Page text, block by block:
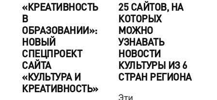
«КРЕАТИВНОСТЬ
В
ОБРАЗОВАНИИ»:
НОВЫЙ
СПЕЦПРОЕКТ
САЙТА
«КУЛЬТУРА И
КРЕАТИВНОСТЬ»
25 САЙТОВ, НА
КОТОРЫХ
МОЖНО
УЗНАВАТЬ
НОВОСТИ
КУЛЬТУРЫ ИЗ 6
СТРАН РЕГИОНА
Эти